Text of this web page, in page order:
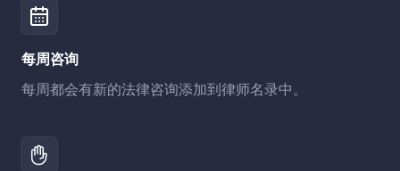
每周咨询
每周都会有新的法律咨询添加到律师名录中。